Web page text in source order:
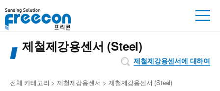
제철제강용센서 (Steel)
제철제강용센서에 대하여
전체 카테고리 >제철제강용센서 >제철제강용센서 (Steel)